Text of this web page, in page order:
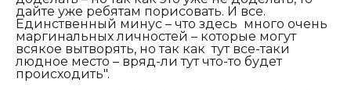
дайте уже ребятам порисовать. И все.
Единственный минус – что здесь много очень
маргинальных личностей – которые могут
всякое вытворять, но так как тут все-таки
людное место – вряд-ли тут что-то будет
происходить".